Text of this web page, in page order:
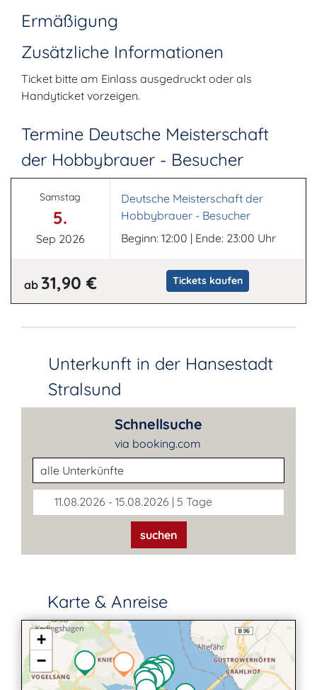
Ermäßigung
Zusätzliche Informationen
Ticket bitte am Einlass ausgedruckt oder als
Handyticket vorzeigen.
Termine Deutsche Meisterschaft
der Hobbybrauer - Besucher
Samstag
5.
Sep 2026
Deutsche Meisterschaft der
Hobbybrauer - Besucher
Beginn: 12:00 | Ende: 23:00 Uhr
ab 31,90 € Tickets kaufen
Unterkunft in der Hansestadt
Stralsund
Schnellsuche
via booking.com
Unterkunftsart
11.08.2026 - 15.08.2026 | 5 Tage
suchen
Karte & Anreise
+
−